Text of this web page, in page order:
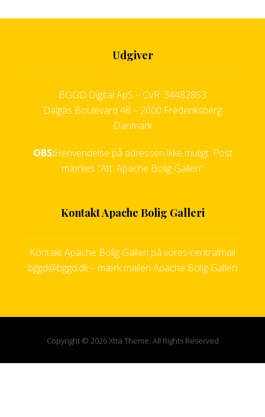
Udgiver
BGGD Digital ApS – CVR: 34482853
Dalgas Boulevard 48 – 2000 Frederiksberg
Danmark
OBS:Henvendelse på adressen ikke muligt. Post
mærkes “Att: Apache Bolig Galleri”
Kontakt Apache Bolig Galleri
Kontakt Apache Bolig Galleri på vores centralmail
bggd@bggd.dk– mærk mailen Apache Bolig Galleri
Copyright © 2026 Xtra Theme. All Rights Reserved